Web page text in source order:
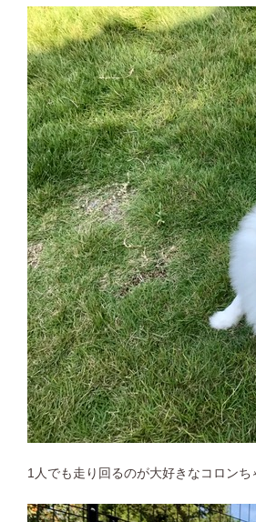
1人でも走り回るのが大好きなコロン